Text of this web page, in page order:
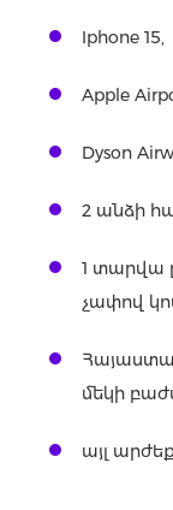
Iphone 15,
Apple
Dyson
2 անձի
1 տարվա
չափով
մեկի
այլ